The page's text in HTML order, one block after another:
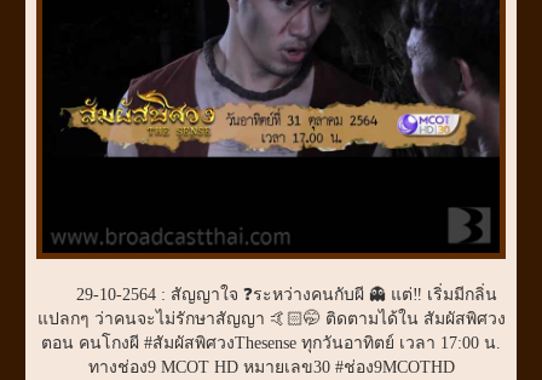
29-10-2564 : สัญญาใจ ❓ระหว่างคนกับผี 👻 แต่‼️ เริ่มมีกลิ่น
แปลกๆ ว่าคนจะไม่รักษาสัญญา 🤙🏻🤭 ติดตามได้ใน สัมผัสพิศวง
ตอน คนโกงผี #สัมผัสพิศวงThesense ทุกวันอาทิตย์ เวลา 17:00 น.
ทางช่อง9 MCOT HD หมายเลข30 #ช่อง9MCOTHD